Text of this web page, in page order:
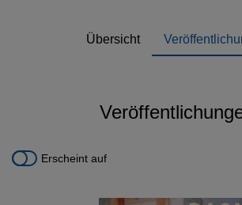
Übersicht
Erscheint auf